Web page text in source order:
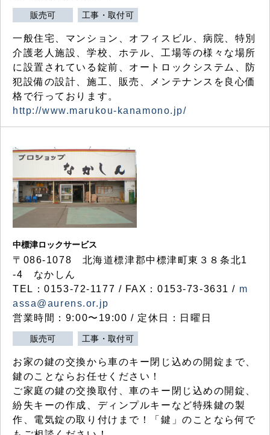
販売可 工事・取付可
一般住宅、マンション、オフィスビル、病院、特別
介護老人施設、学校、ホテル、工場等の様々な場所
に設置されている錠前、オートロックシステム、防
犯設備の設計、施工、販売、メンテナンスを良心価
格で行っております。
http://www.marukou-kanamono.jp/
中標津ロックサービス
〒086-1078 北海道標津郡中標津町東３８条北1
-4 なかしん
TEL：0153-72-1177 / FAX：0153-73-3631 / m
assa@aurens.or.jp
営業時間：9:00〜19:00 / 定休日：日曜日
販売可 工事・取付可
お家の鍵の交換から車のキー閉じ込めの開錠まで、
鍵のことならお任せください！
ご家庭の鍵の交換取付、車のキー閉じ込めの開錠、
紛失キーの作成、ディンプルキーなど特殊鍵の製
作、電気錠の取り付けまで！「鍵」のことなら何で